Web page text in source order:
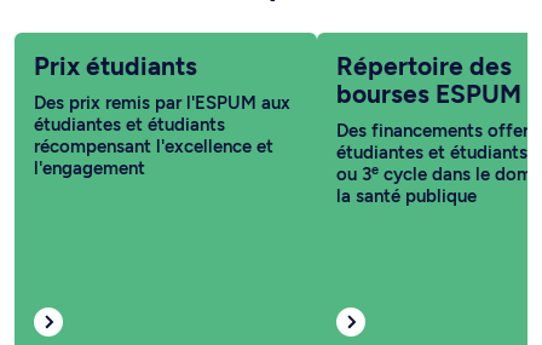
Prix étudiants
Des prix remis par l'ESPUM aux
étudiantes et étudiants
récompensant l'excellence et
l'engagement
Répertoire des
bourses ESPUM
Des financements
étudiantes et étudiants
ou 3e cycle dans le
la santé publique